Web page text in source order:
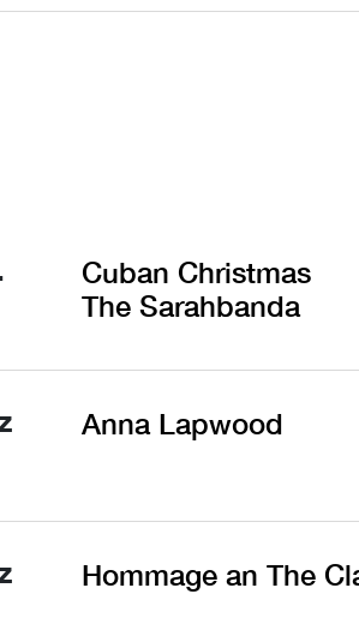
Cuban Christmas
The Sarahbanda
Anna Lapwood
Hommage an The